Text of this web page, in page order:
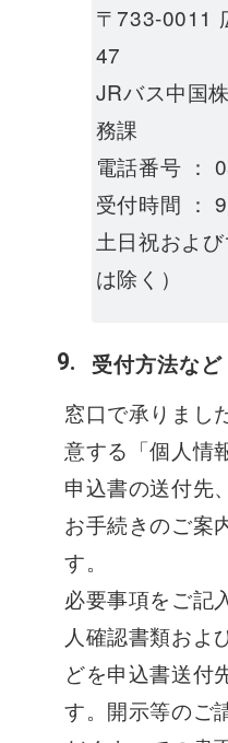
〒733-0011
47
JRバス中国
務課
電話番号 ：
受付時間 ：
土日祝およ
は除く）
受付方法など
窓口で承りまし
意する「個人情
申込書の送付先
お手続きのご案
す。
必要事項をご記
人確認書類およ
どを申込書送付
す。開示等のご